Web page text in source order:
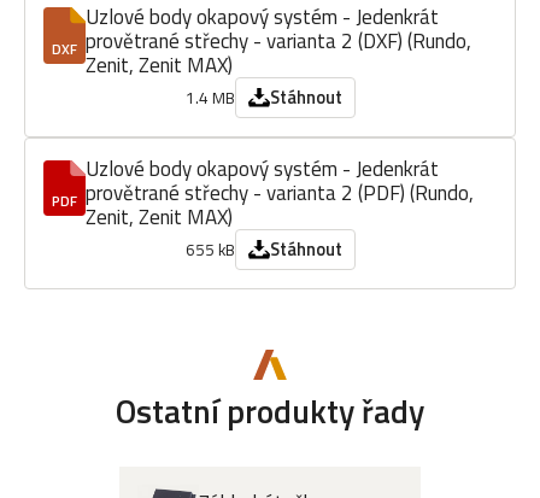
DXF
Uzlové body okapový systém - Jedenkrát
provětrané střechy - varianta 2 (DXF) (Rundo,
Zenit, Zenit MAX)
1.4 MB Stáhnout
PDF
Uzlové body okapový systém - Jedenkrát
provětrané střechy - varianta 2 (PDF) (Rundo,
Zenit, Zenit MAX)
655 kB Stáhnout
Ostatní produkty řady